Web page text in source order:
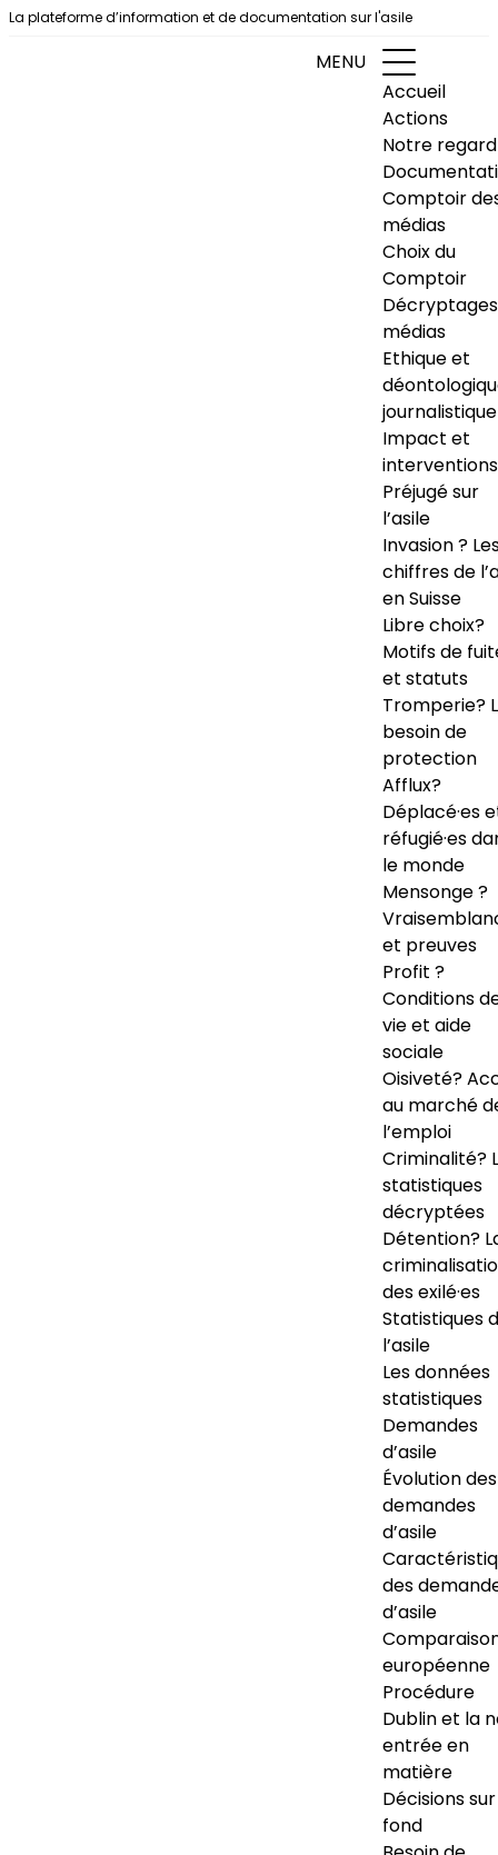
Aller au contenu
La plateforme d’information et de documentation sur l'asile
MENU
Accueil
Actions
Notre regard
Comptoir
médias
Choix du
Comptoir
Décryptages
médias
Ethique et
journalistique
Impact et
interventions
Préjugé sur
l’asile
Invasion ?
chiffres de
en Suisse
Libre choix?
Motifs de
et statuts
Tromperie?
besoin de
protection
Afflux?
Déplacé·es
réfugié·es
le monde
Mensonge ?
et preuves
Profit ?
Conditions
vie et aide
sociale
Oisiveté?
au marché
l’emploi
Criminalité?
statistiques
décryptées
Détention?
des exilé·es
Statistiques
l’asile
Les données
statistiques
Demandes
d’asile
Évolution des
demandes
d’asile
des
d’asile
européenne
Procédure
Dublin et la
entrée en
matière
Décisions
fond